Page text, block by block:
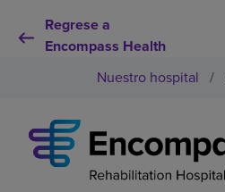
Regrese a
Encompass Health
Por qué debe elegirnos
Nuestro hospital /